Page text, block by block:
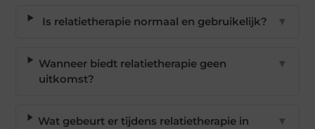
Is relatietherapie normaal en gebruikelijk? ▼
Wanneer biedt relatietherapie geen
uitkomst?
▼
Wat gebeurt er tijdens relatietherapie in
▼